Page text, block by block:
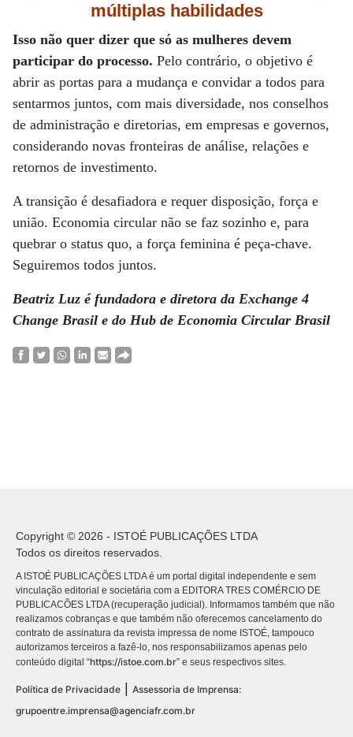
múltiplas habilidades
Isso não quer dizer que só as mulheres devem
participar do processo. Pelo contrário, o objetivo é
abrir as portas para a mudança e convidar a todos para
sentarmos juntos, com mais diversidade, nos conselhos
de administração e diretorias, em empresas e governos,
considerando novas fronteiras de análise, relações e
retornos de investimento.
A transição é desafiadora e requer disposição, força e
união. Economia circular não se faz sozinho e, para
quebrar o status quo, a força feminina é peça-chave.
Seguiremos todos juntos.
Beatriz Luz é fundadora e diretora da Exchange 4
Change Brasil e do Hub de Economia Circular Brasil
Copyright © 2026 - ISTOÉ PUBLICAÇÕES LTDA
Todos os direitos reservados.
A ISTOÉ PUBLICAÇÕES LTDA é um portal digital independente e sem
vinculação editorial e societária com a EDITORA TRES COMÉRCIO DE
PUBLICACÕES LTDA (recuperação judicial). Informamos também que não
realizamos cobranças e que também não oferecemos cancelamento do
contrato de assinatura da revista impressa de nome ISTOÉ, tampouco
autorizamos terceiros a fazê-lo, nos responsabilizamos apenas pelo
conteúdo digital “https://istoe.com.br” e seus respectivos sites.
Política de Privacidade
Assessoria de Imprensa:
grupoentre.imprensa@agenciafr.com.br